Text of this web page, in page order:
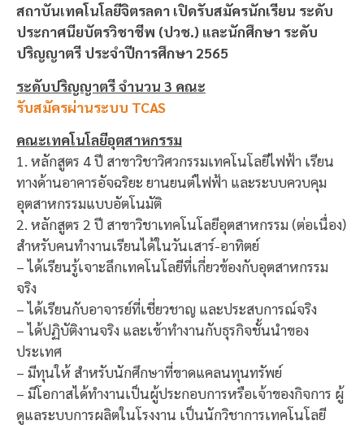
สถาบันเทคโนโลยีจิตรลดา เปิดรับสมัครนักเรียน ระดับ
ประกาศนียบัตรวิชาชีพ (ปวช.) และนักศึกษา ระดับ
ปริญญาตรี ประจำปีการศึกษา 2565
ระดับปริญญาตรี จำนวน 3 คณะ
รับสมัครผ่านระบบ TCAS
คณะเทคโนโลยีอุตสาหกรรม
1. หลักสูตร 4 ปี สาขาวิชาวิศวกรรมเทคโนโลยีไฟฟ้า เรียน
ทางด้านอาคารอัจฉริยะ ยานยนต์ไฟฟ้า และระบบควบคุม
อุตสาหกรรมแบบอัตโนมัติ
2. หลักสูตร 2 ปี สาขาวิชาเทคโนโลยีอุตสาหกรรม (ต่อเนื่อง)
สำหรับคนทำงานเรียนได้ในวันเสาร์-อาทิตย์
– ได้เรียนรู้เจาะลึกเทคโนโลยีที่เกี่ยวข้องกับอุตสาหกรรม
จริง
– ได้เรียนกับอาจารย์ที่เชี่ยวชาญ และประสบการณ์จริง
– ได้ปฏิบัติงานจริง และเข้าทำงานกับธุรกิจชั้นนำของ
ประเทศ
– มีทุนให้ สำหรับนักศึกษาที่ขาดแคลนทุนทรัพย์
– มีโอกาสได้ทำงานเป็นผู้ประกอบการหรือเจ้าของกิจการ ผู้
ดูแลระบบการผลิตในโรงงาน เป็นนักวิชาการเทคโนโลยี